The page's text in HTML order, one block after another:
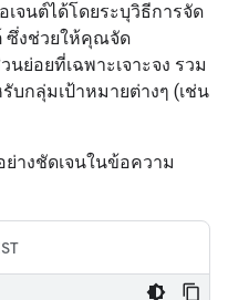
จนต์ได้โดยระบุวิธีการจัด
ซึ่งช่วยให้คุณจัด
ย่อยที่เฉพาะเจาะจง รวม
บกลุ่มเป้าหมายต่างๆ (เช่น
างชัดเจนในข้อความ